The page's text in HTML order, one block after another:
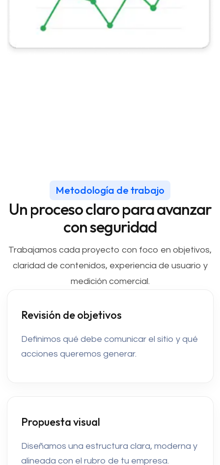
Metodología de trabajo
Un proceso claro para avanzar
con seguridad
Trabajamos cada proyecto con foco en objetivos,
claridad de contenidos, experiencia de usuario y
medición comercial.
Revisión de objetivos
Definimos qué debe comunicar el sitio y qué
acciones queremos generar.
Propuesta visual
Diseñamos una estructura clara, moderna y
alineada con el rubro de tu empresa.